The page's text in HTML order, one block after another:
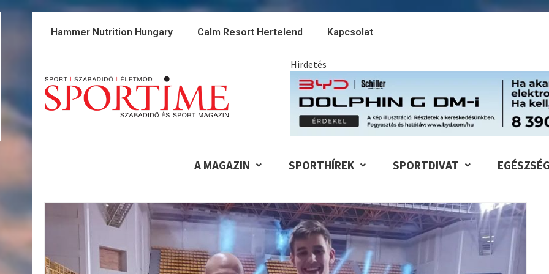
Skip
Hammer Nutrition Hungary Calm Resort Hertelend Kapcsolat
Hirdetés
A MAGAZIN SPORTHÍREK SPORTDIVAT EGÉSZSÉG